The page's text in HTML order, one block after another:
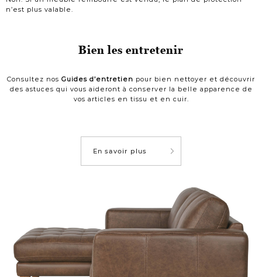
n’est plus valable.
Bien les entretenir
Consultez nos Guides d’entretien pour bien nettoyer et découvrir
des astuces qui vous aideront à conserver la belle apparence de
vos articles en tissu et en cuir.
En savoir plus